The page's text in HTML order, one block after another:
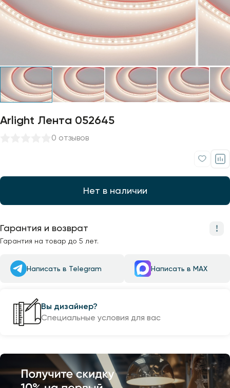
Arlight Лента 052645
0 отзывов
Нет в наличии
Гарантия и возврат
Гарантия на товар до 5 лет.
Написать в Telegram Написать в MAX
Вы дизайнер?
Специальные условия для вас
Профили для ленты
Лампочки